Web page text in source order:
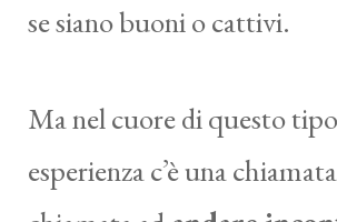
se siano buoni o cattivi.
Ma nel cuore di questo
esperienza c’è una